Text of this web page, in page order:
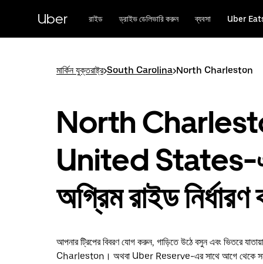
বিষয়সূচিতে
Uber রাইড ড্রাইভ ডেলিভারি করুন ব্যবসা Uber
মার্কিন যুক্তরাষ্ট্র>South Carolina>North Charleston
North
United
অগ্রিম রাইড
আপনার ট্রিপের বিবরণ যোগ করুন, গাড়িতে উঠে বসুন এবং ভিতরে
Charleston। অথবা Uber Reserve-এর সাথে আগে থেকে